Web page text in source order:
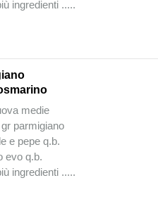
ingredienti .....
medie
gr parmigiano
e pepe q.b.
evo q.b.
ingredienti .....